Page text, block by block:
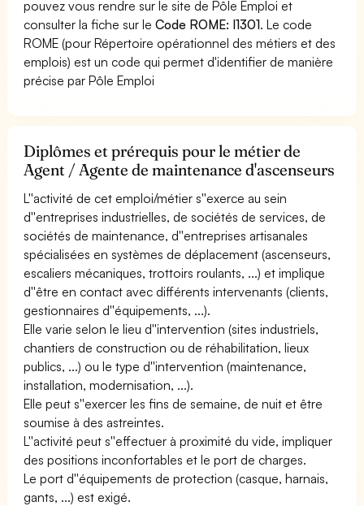
pouvez vous rendre sur le site de Pôle Emploi et
consulter la fiche sur leCode ROME: I1301. Le code
ROME (pour Répertoire opérationnel des métiers et des
emplois) est un code qui permet d'identifier de manière
précise par Pôle Emploi
Diplômes et prérequis pour le métier de
Agent / Agente de maintenance d'ascenseurs
L''activité de cet emploi/métier s''exerce au sein
d''entreprises industrielles, de sociétés de services, de
sociétés de maintenance, d''entreprises artisanales
spécialisées en systèmes de déplacement (ascenseurs,
escaliers mécaniques, trottoirs roulants, ...) et implique
d''être en contact avec différents intervenants (clients,
gestionnaires d''équipements, ...).
Elle varie selon le lieu d''intervention (sites industriels,
chantiers de construction ou de réhabilitation, lieux
publics, ...) ou le type d''intervention (maintenance,
installation, modernisation, ...).
Elle peut s''exercer les fins de semaine, de nuit et être
soumise à des astreintes.
L''activité peut s''effectuer à proximité du vide, impliquer
des positions inconfortables et le port de charges.
Le port d''équipements de protection (casque, harnais,
gants, ...) est exigé.